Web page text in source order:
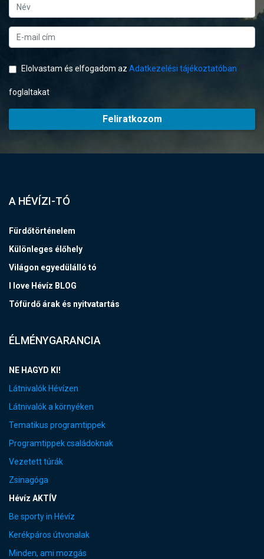
Elolvastam és elfogadom az Adatkezelési tájékoztatóban
foglaltakat
Feliratkozom
A HÉVÍZI-TÓ
Fürdőtörténelem
Különleges élőhely
Világon egyedülálló tó
I love Hévíz BLOG
Tófürdő árak és nyitvatartás
ÉLMÉNYGARANCIA
NE HAGYD KI!
Látnivalók Hévízen
Látnivalók a környéken
Tematikus programtippek
Programtippek családoknak
Vezetett túrák
Zsinagóga
Hévíz AKTÍV
Be sporty in Hévíz
Kerékpáros útvonalak
Minden, ami mozgás